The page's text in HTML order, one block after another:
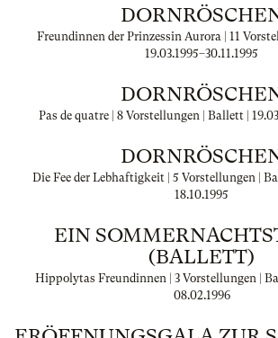
Freundinnen der Prinzessin Aurora | 11
19.03.1995–30.11.1995
Pas de quatre | 8 Vorstellungen | Ballett |
Die Fee der Lebhaftigkeit | 5 Vorstellungen |
18.10.1995
EIN
(BALLETT)
Hippolytas Freundinnen | 3 Vorstellungen |
08.02.1996